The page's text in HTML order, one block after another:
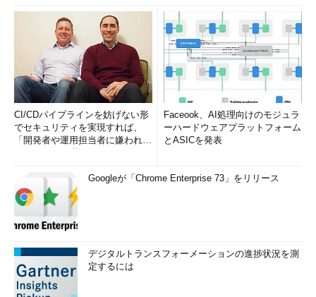
CI/CDパイプラインを妨げない形
でセキュリティを実現すれば、
「開発者や運用担当者に嫌われな
Faceook、AI処理向けのモジュラ
ーハードウェアプラットフォーム
とASICを発表
Googleが「Chrome Enterprise 73」をリリース
デジタルトランスフォーメーションの進捗状況を測
定するには